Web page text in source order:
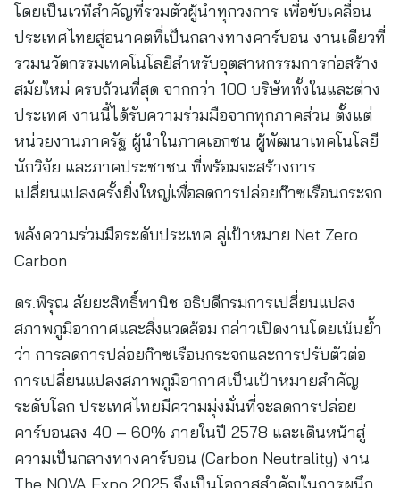
โดยเป็นเวทีสำคัญที่รวมตัวผู้นำทุกวงการ เพื่อขับเคลื่อน
ประเทศไทยสู่อนาคตที่เป็นกลางทางคาร์บอน งานเดียวที่
รวมนวัตกรรมเทคโนโลยีสำหรับอุตสาหกรรมการก่อสร้าง
สมัยใหม่ ครบถ้วนที่สุด จากกว่า 100 บริษัททั้งในและต่าง
ประเทศ งานนี้ได้รับความร่วมมือจากทุกภาคส่วน ตั้งแต่
หน่วยงานภาครัฐ ผู้นำในภาคเอกชน ผู้พัฒนาเทคโนโลยี
นักวิจัย และภาคประชาชน ที่พร้อมจะสร้างการ
เปลี่ยนแปลงครั้งยิ่งใหญ่เพื่อลดการปล่อยก๊าซเรือนกระจก
พลังความร่วมมือระดับประเทศ สู่เป้าหมาย Net Zero
Carbon
ดร.พิรุณ สัยยะสิทธิ์พานิช อธิบดีกรมการเปลี่ยนแปลง
สภาพภูมิอากาศและสิ่งแวดล้อม กล่าวเปิดงานโดยเน้นย้ำ
ว่า การลดการปล่อยก๊าซเรือนกระจกและการปรับตัวต่อ
การเปลี่ยนแปลงสภาพภูมิอากาศเป็นเป้าหมายสำคัญ
ระดับโลก ประเทศไทยมีความมุ่งมั่นที่จะลดการปล่อย
คาร์บอนลง 40 – 60% ภายในปี 2578 และเดินหน้าสู่
ความเป็นกลางทางคาร์บอน (Carbon Neutrality) งาน